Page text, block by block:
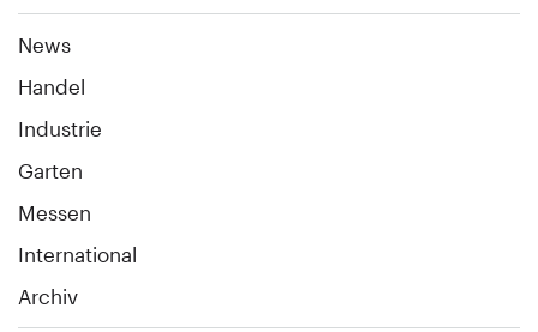
News
Handel
Industrie
Garten
Messen
International
Archiv